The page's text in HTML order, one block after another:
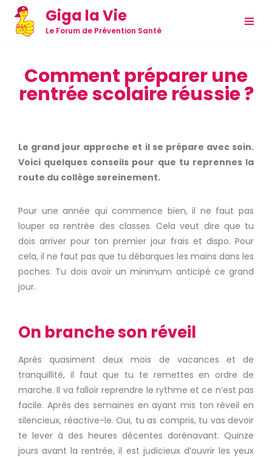
Aller
Giga la Vie
Le Forum de Prévention Santé
Comment préparer une
rentrée scolaire réussie ?
Le grand jour approche et il se prépare avec soin.
Voici quelques conseils pour que tu reprennes la
route du collège sereinement.
Pour une année qui commence bien, il ne faut pas
louper sa rentrée des classes. Cela veut dire que tu
dois arriver pour ton premier jour frais et dispo. Pour
cela, il ne faut pas que tu débarques les mains dans les
poches. Tu dois avoir un minimum anticipé ce grand
jour.
On branche son réveil
Après quasiment deux mois de vacances et de
tranquillité, il faut que tu te remettes en ordre de
marche. Il va falloir reprendre le rythme et ce n’est pas
facile. Après des semaines en ayant mis ton réveil en
silencieux, réactive-le. Oui, tu as compris, tu vas devoir
te lever à des heures décentes dorénavant. Quinze
jours avant la rentrée, il est judicieux d’ouvrir les yeux